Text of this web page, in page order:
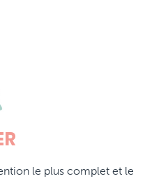
le plus complet et le